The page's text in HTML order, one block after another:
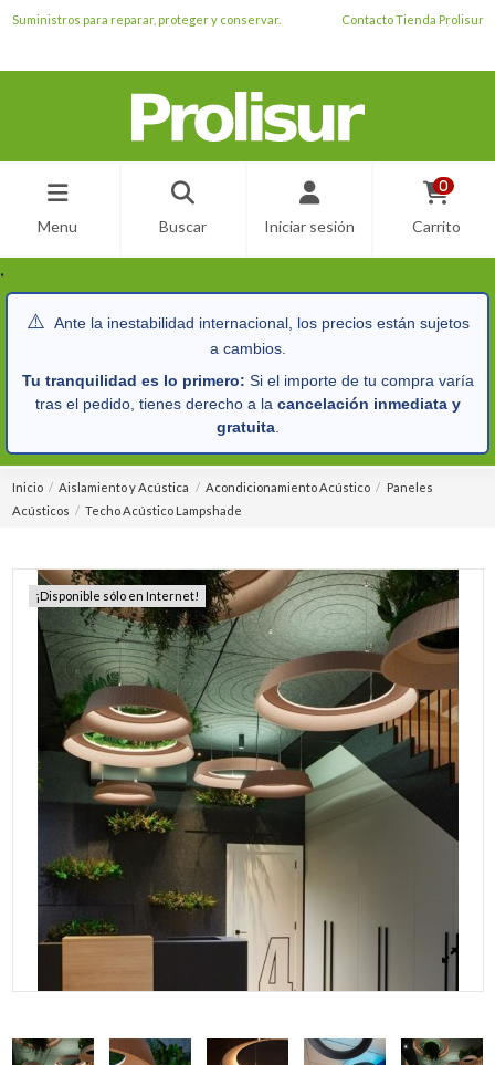
Suministros para reparar, proteger y conservar. Contacto Tienda Prolisur
Menu Buscar Iniciar sesión
0
Carrito
.
⚠️ Ante la inestabilidad internacional, los precios están sujetos
a cambios.
Tu tranquilidad es lo primero: Si el importe de tu compra varía
tras el pedido, tienes derecho a la cancelación inmediata y
gratuita.
Inicio Aislamiento y Acústica Acondicionamiento Acústico
Paneles
Acústicos
Techo Acústico Lampshade
¡Disponible sólo en Internet!